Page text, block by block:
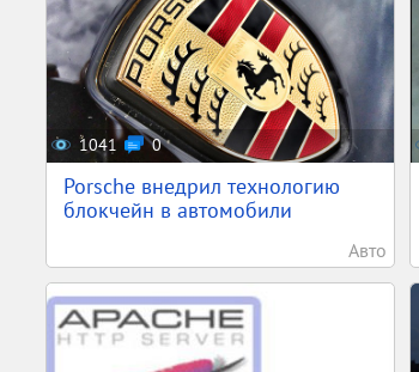
1041 0
Porsche внедрил технологию
блокчейн в автомобили
Авто